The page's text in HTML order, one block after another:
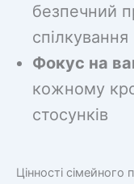
безпечний
спілкування
Фокус на
кожному
стосунків
Цінності сімейного